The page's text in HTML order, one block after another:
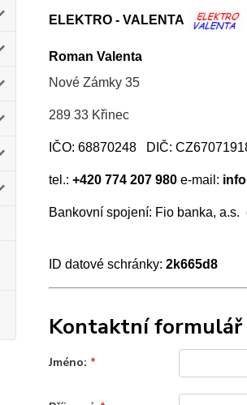
ELEKTRO - VALENTA
Roman Valenta
Nové Zámky 35
289 33 Křinec
IČO: 68870248 DIČ:
tel.: +420 774 207 980 e-mail:
Bankovní spojení: Fio banka,
ID datové schránky: 2k665d8
Kontaktní formulář
Jméno: *